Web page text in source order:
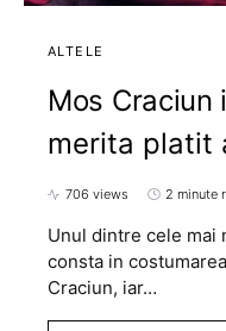
ALTELE
Mos Craciun
merita platit
706 views 2 minute
Unul dintre cele mai
consta in
Craciun, iar…